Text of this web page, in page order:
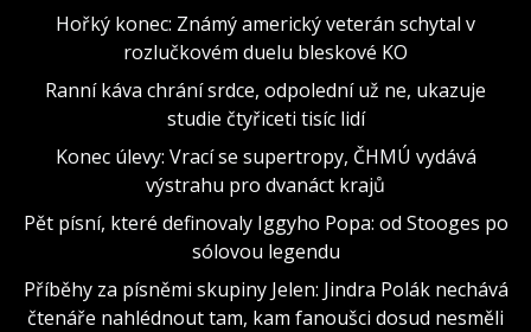
Hořký konec: Známý americký veterán schytal v
rozlučkovém duelu bleskové KO
Ranní káva chrání srdce, odpolední už ne, ukazuje
studie čtyřiceti tisíc lidí
Konec úlevy: Vrací se supertropy, ČHMÚ vydává
výstrahu pro dvanáct krajů
Pět písní, které definovaly Iggyho Popa: od Stooges po
sólovou legendu
Příběhy za písněmi skupiny Jelen: Jindra Polák nechává
čtenáře nahlédnout tam, kam fanoušci dosud nesměli